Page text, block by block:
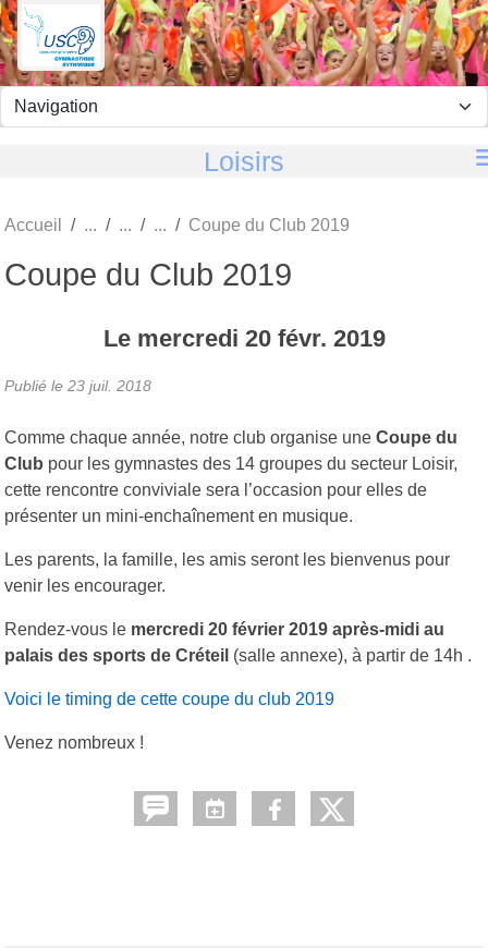
Loisirs
Accueil Coupe du Club 2019
Coupe du Club 2019
Le mercredi 20 févr. 2019
Publié le 23 juil. 2018
Comme chaque année, notre club organise une Coupe du
Club pour les gymnastes des 14 groupes du secteur Loisir,
cette rencontre conviviale sera l’occasion pour elles de
présenter un mini-enchaînement en musique.
Les parents, la famille, les amis seront les bienvenus pour
venir les encourager.
Rendez-vous le mercredi 20 février 2019 après-midi au
palais des sports de Créteil (salle annexe), à partir de 14h .
Voici le timing de cette coupe du club 2019
Venez nombreux !
Panneau de gestion des cookies